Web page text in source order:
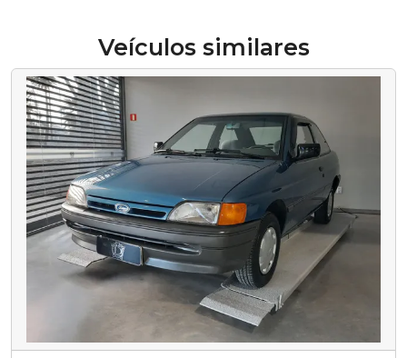
Veículos similares